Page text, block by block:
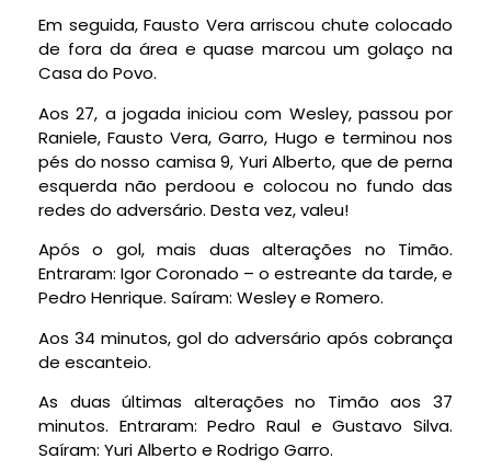
Em seguida, Fausto Vera arriscou chute colocado
de fora da área e quase marcou um golaço na
Casa do Povo.
Aos 27, a jogada iniciou com Wesley, passou por
Raniele, Fausto Vera, Garro, Hugo e terminou nos
pés do nosso camisa 9, Yuri Alberto, que de perna
esquerda não perdoou e colocou no fundo das
redes do adversário. Desta vez, valeu!
Após o gol, mais duas alterações no Timão.
Entraram: Igor Coronado – o estreante da tarde, e
Pedro Henrique. Saíram: Wesley e Romero.
Aos 34 minutos, gol do adversário após cobrança
de escanteio.
As duas últimas alterações no Timão aos 37
minutos. Entraram: Pedro Raul e Gustavo Silva.
Saíram: Yuri Alberto e Rodrigo Garro.